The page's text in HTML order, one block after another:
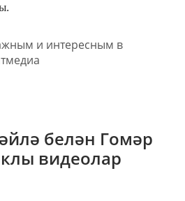
и интересным в
белән Гомәр
видеолар